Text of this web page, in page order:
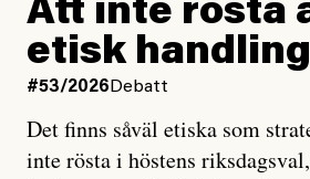
och då ska en efterforska diskret,
oro inom rörelsen.
Artikeln undersöker inte, som ETC
är sant, vad som är rykten”, utan
Att inte rösta
etisk handling
#53/2026 Debatt
Det finns såväl etiska som
inte rösta i höstens